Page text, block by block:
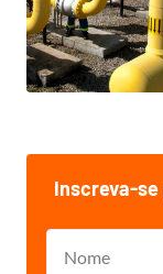
Inscreva-se